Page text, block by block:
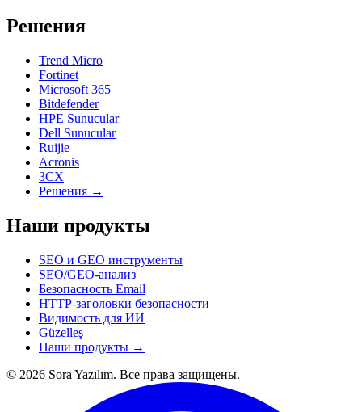
Решения
Trend Micro
Fortinet
Microsoft 365
Bitdefender
HPE Sunucular
Dell Sunucular
Ruijie
Acronis
3CX
Решения →
Наши продукты
SEO и GEO инструменты
SEO/GEO-анализ
Безопасность Email
HTTP-заголовки безопасности
Видимость для ИИ
Güzelleş
Наши продукты →
© 2026 Sora Yazılım. Все права защищены.